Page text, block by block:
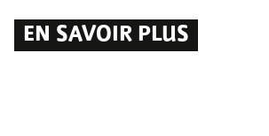
EN SAVOIR PLUS